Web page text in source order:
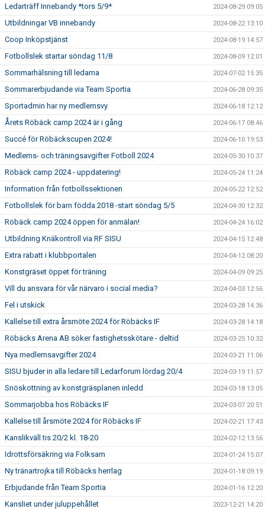
Ledarträff Innebandy *tors 5/9* 2024-08-29 09:05
Utbildningar VB innebandy 2024-08-22 13:10
Coop Inköpstjänst 2024-08-19 14:57
Fotbollslek startar söndag 11/8 2024-08-09 12:01
Sommarhälsning till ledarna 2024-07-02 15:35
Sommarerbjudande via Team Sportia 2024-06-28 09:35
Sportadmin har ny medlemsvy 2024-06-18 12:12
Årets Röbäck camp 2024 är i gång 2024-06-17 08:46
Succé för Röbäckscupen 2024! 2024-06-10 19:53
Medlems- och träningsavgifter Fotboll 2024 2024-05-30 10:37
Röbäck camp 2024 - uppdatering! 2024-05-24 11:24
Information från fotbollssektionen 2024-05-22 12:52
Fotbollslek för barn födda 2018 -start söndag 5/5 2024-04-30 12:32
Röbäck camp 2024 öppen för anmälan! 2024-04-24 16:02
Utbildning Knäkontroll via RF SISU 2024-04-15 12:48
Extra rabatt i klubbportalen 2024-04-12 08:20
Konstgräset öppet för träning 2024-04-09 09:25
Vill du ansvara för vår närvaro i social media? 2024-04-03 12:56
Fel i utskick 2024-03-28 14:36
Kallelse till extra årsmöte 2024 för Röbäcks IF 2024-03-28 14:18
Röbäcks Arena AB söker fastighetsskötare - deltid 2024-03-25 10:32
Nya medlemsavgifter 2024 2024-03-21 11:06
SISU bjuder in alla ledare till Ledarforum lördag 20/4 2024-03-19 11:57
Snöskottning av konstgräsplanen inledd 2024-03-18 13:05
Sommarjobba hos Röbäcks IF 2024-03-07 20:51
Kallelse till årsmöte 2024 för Röbäcks IF 2024-02-21 17:43
Kanslikväll tis 20/2 kl. 18-20 2024-02-12 13:56
Idrottsförsäkring via Folksam 2024-01-24 15:07
Ny tränartrojka till Röbäcks herrlag 2024-01-18 09:19
Erbjudande från Team Sportia 2024-01-16 12:20
Kansliet under juluppehållet 2023-12-21 14:20